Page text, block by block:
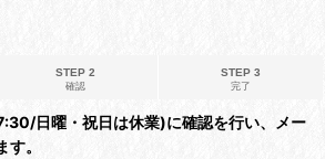
STEP 2
確認
STEP 3
完了
日曜・祝日は休業)に確認を行い、メー
。